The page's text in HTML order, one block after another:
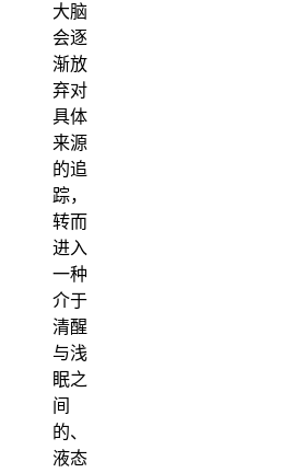
大脑
会逐
渐放
弃对
具体
来源
的追
踪，
转而
进入
一种
介于
清醒
与浅
眠之
间
的、
液态